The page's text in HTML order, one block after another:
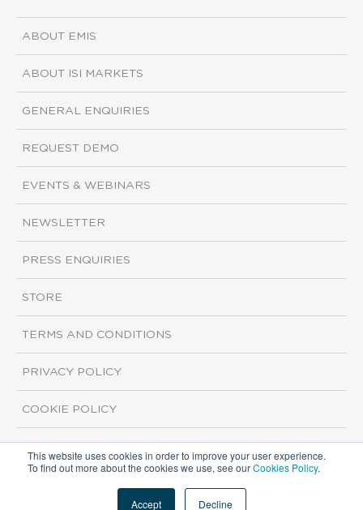
This website uses cookies in order to improve your user experience.
To find out more about the cookies we use, see ourCookies Policy.
Accept Decline
ABOUT EMIS
ABOUT ISI MARKETS
GENERAL ENQUIRIES
REQUEST DEMO
EVENTS & WEBINARS
NEWSLETTER
PRESS ENQUIRIES
STORE
TERMS AND CONDITIONS
PRIVACY POLICY
COOKIE POLICY
Copyright ©2026 ISI Markets. All rights reserved.